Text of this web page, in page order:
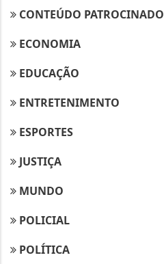
CONTEÚDO PATROCINADO
ECONOMIA
EDUCAÇÃO
ENTRETENIMENTO
ESPORTES
JUSTIÇA
MUNDO
POLICIAL
POLÍTICA